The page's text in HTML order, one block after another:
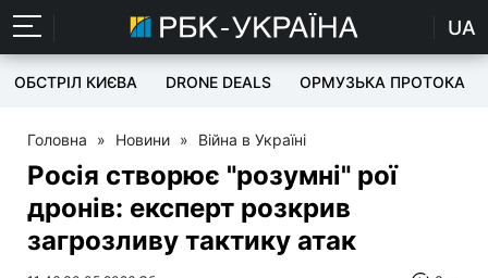
UA
ОБСТРІЛ КИЄВА DRONE DEALS ОРМУЗЬКА ПРОТОКА
Головна » Новини » Війна в Україні
Росія створює "розумні" рої
дронів: експерт розкрив
загрозливу тактику атак